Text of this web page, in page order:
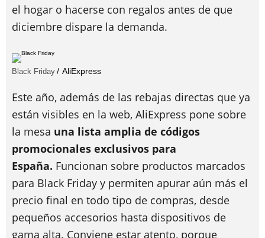
el hogar o hacerse con regalos antes de que
diciembre dispare la demanda.
Black Friday AliExpress
Este año, además de las rebajas directas que ya
están visibles en la web, AliExpress pone sobre
la mesa una lista amplia de códigos
promocionales exclusivos para
España. Funcionan sobre productos marcados
para Black Friday y permiten apurar aún más el
precio final en todo tipo de compras, desde
pequeños accesorios hasta dispositivos de
gama alta. Conviene estar atento, porque